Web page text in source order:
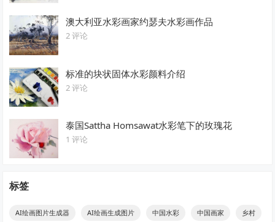
澳大利亚水彩画家约瑟夫水彩画作品
2 评论
标准的块状固体水彩颜料介绍
2 评论
泰国Sattha Homsawat水彩笔下的玫瑰花
1 评论
标签
AI绘画图片生成器 AI绘画生成图片 中国水彩 中国画家 乡村